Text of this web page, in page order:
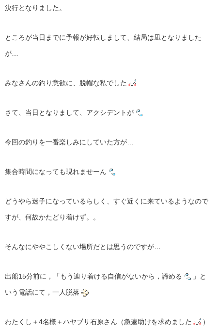
決行となりました。
ところが当日までに予報が好転しまして、結局は凪となりました
が…
みなさんの釣り意欲に、脱帽な私でした
さて、当日となりまして、アクシデントが
今回の釣りを一番楽しみにしていた方が…
集合時間になっても現れませーん
どうやら迷子になっているらしく、すぐ近くに来ているようなので
すが、何故かたどり着けず。。
そんなにややこしくない場所だとは思うのですが…
出船15分前に，「もう辿り着ける自信がないから，諦める 」と
いう電話にて，一人脱落
わたくし＋4名様＋ハヤブサ石原さん（急遽助けを求めました ）